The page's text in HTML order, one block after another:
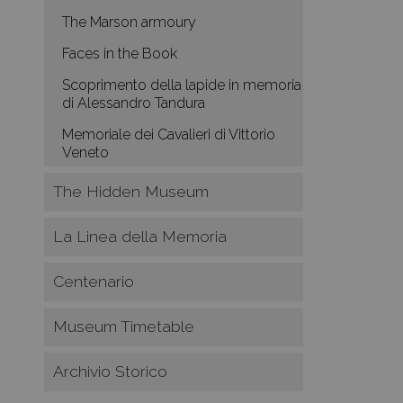
The Marson armoury
Faces in the Book
Scoprimento della lapide in memoria
di Alessandro Tandura
Memoriale dei Cavalieri di Vittorio
Veneto
The Hidden Museum
La Linea della Memoria
Centenario
Museum Timetable
Archivio Storico